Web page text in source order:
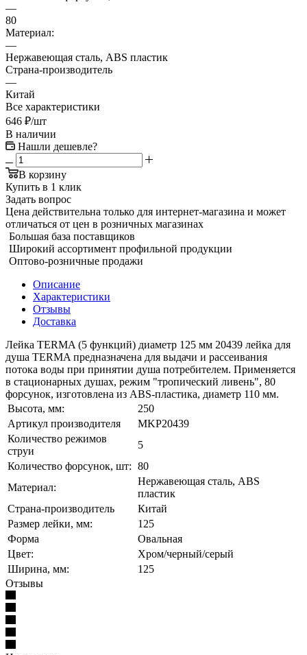
—
80
Материал:
—
Нержавеющая сталь, ABS пластик
Страна-производитель
—
Китай
Все характеристики
646 ₽/шт
В наличии
Нашли дешевле?
В корзину
Купить в 1 клик
Задать вопрос
Цена действительна только для интернет-магазина и может
отличаться от цен в розничных магазинах
Большая база поставщиков
Широкий ассортимент профильной продукции
Оптово-розничные продажи
Описание
Характеристики
Отзывы
Доставка
Лейка TERMA (5 функций) диаметр 125 мм 20439 лейка для
душа TERMA предназначена для выдачи и рассеивания
потока воды при принятии душа потребителем. Применяется
в стационарных душах, режим "тропический ливень", 80
форсунок, изготовлена из ABS-пластика, диаметр 110 мм.
Высота, мм:
250
Артикул производителя
MKP20439
Количество режимов
струи
5
Количество форсунок, шт: 80
Материал:
Нержавеющая сталь, ABS
пластик
Страна-производитель
Китай
Размер лейки, мм:
125
Форма
Овальная
Цвет:
Хром/черный/серый
Ширина, мм:
125
Отзывы